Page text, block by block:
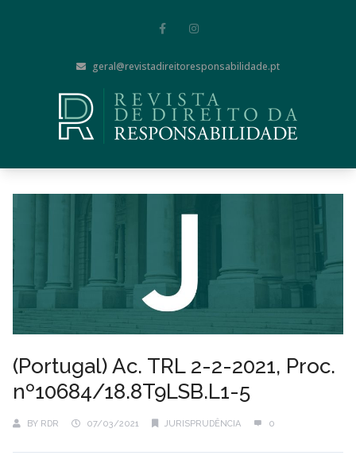
geral@revistadireitoresponsabilidade.pt
(Portugal) Ac. TRL 2-2-2021, Proc.
nº10684/18.8T9LSB.L1-5
BY RDR 07/03/2021 JURISPRUDÊNCIA 0